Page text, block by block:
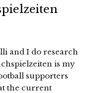
and I do research
is my
supporters
the current